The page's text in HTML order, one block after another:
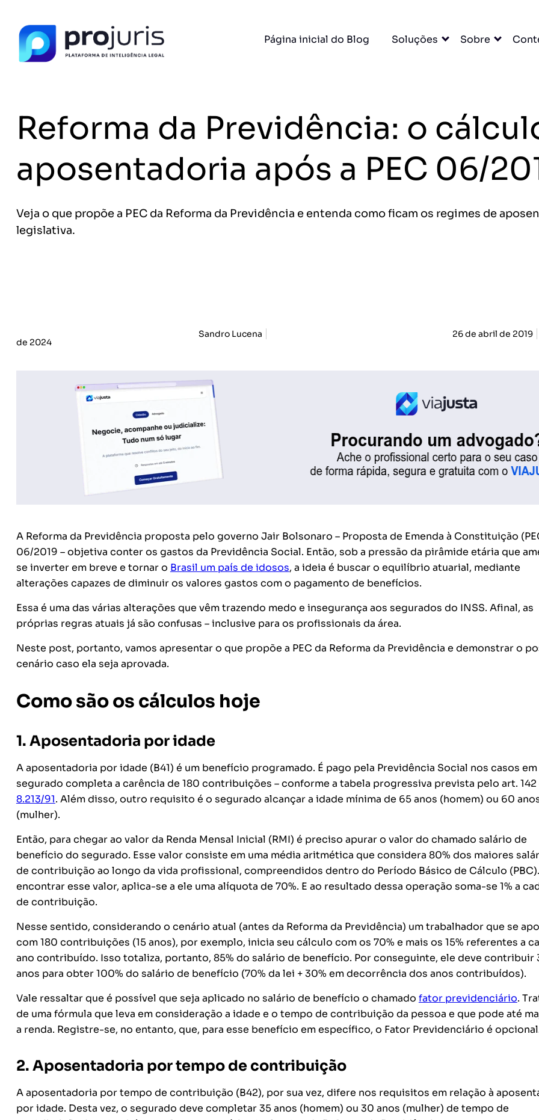
Página inicial do Blog Soluções Sobre
Reforma da Previdência: o
aposentadoria após a PEC 06/
Veja o que propõe a PEC da Reforma da Previdência e entenda como ficam os regimes de
legislativa.
Sandro Lucena 26 de abril de 2019
de 2024
A Reforma da Previdência proposta pelo governo Jair Bolsonaro – Proposta de Emenda à Constituição
06/2019 – objetiva conter os gastos da Previdência Social. Então, sob a pressão da pirâmide etária que
se inverter em breve e tornar o Brasil um país de idosos, a ideia é buscar o equilíbrio atuarial, mediante
alterações capazes de diminuir os valores gastos com o pagamento de benefícios.
Essa é uma das várias alterações que vêm trazendo medo e insegurança aos segurados do INSS. Afinal, as
próprias regras atuais já são confusas – inclusive para os profissionais da área.
Neste post, portanto, vamos apresentar o que propõe a PEC da Reforma da Previdência e demonstrar o
cenário caso ela seja aprovada.
Como são os cálculos hoje
1. Aposentadoria por idade
A aposentadoria por idade (B41) é um benefício programado. É pago pela Previdência Social nos casos
segurado completa a carência de 180 contribuições – conforme a tabela progressiva prevista pelo art. 142
8.213/91. Além disso, outro requisito é o segurado alcançar a idade mínima de 65 anos (homem) ou 60
(mulher).
Então, para chegar ao valor da Renda Mensal Inicial (RMI) é preciso apurar o valor do chamado salário de
benefício do segurado. Esse valor consiste em uma média aritmética que considera 80% dos maiores
de contribuição ao longo da vida profissional, compreendidos dentro do Período Básico de Cálculo
encontrar esse valor, aplica-se a ele uma alíquota de 70%. E ao resultado dessa operação soma-se 1% a
de contribuição.
Nesse sentido, considerando o cenário atual (antes da Reforma da Previdência) um trabalhador que se
com 180 contribuições (15 anos), por exemplo, inicia seu cálculo com os 70% e mais os 15% referentes a
ano contribuído. Isso totaliza, portanto, 85% do salário de benefício. Por conseguinte, ele deve contribuir
anos para obter 100% do salário de benefício (70% da lei + 30% em decorrência dos anos contribuídos).
Vale ressaltar que é possível que seja aplicado no salário de benefício o chamado fator previdenciário.
de uma fórmula que leva em consideração a idade e o tempo de contribuição da pessoa e que pode até
a renda. Registre-se, no entanto, que, para esse benefício em específico, o Fator Previdenciário é
2. Aposentadoria por tempo de contribuição
A aposentadoria por tempo de contribuição (B42), por sua vez, difere nos requisitos em relação à
por idade. Desta vez, o segurado deve completar 35 anos (homem) ou 30 anos (mulher) de tempo de
Petições, cálculo de honorários e ROI do seu escritório. Tudo
com IA e 100% gratuito.
Gerador de Contrato de Honorários